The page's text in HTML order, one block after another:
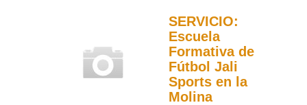
SERVICIO:
Escuela
Formativa de
Fútbol Jali
Sports en la
Molina